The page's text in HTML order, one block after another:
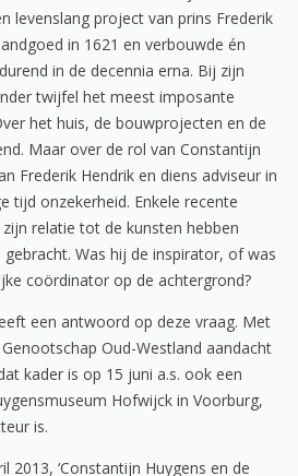
levenslang project van prins Frederik
in 1621 en verbouwde én
in de decennia erna. Bij zijn
twijfel het meest imposante
het huis, de bouwprojecten en de
Maar over de rol van Constantijn
Frederik Hendrik en diens adviseur in
tijd onzekerheid. Enkele recente
relatie tot de kunsten hebben
Was hij de inspirator, of was
coördinator op de achtergrond?
een antwoord op deze vraag. Met
Oud-Westland aandacht
kader is op 15 juni a.s. ook een
Hofwijck in Voorburg,
is.
2013, ‘Constantijn Huygens en de